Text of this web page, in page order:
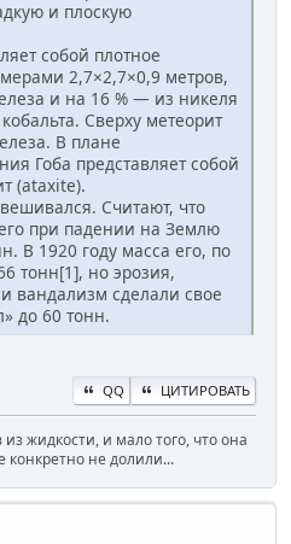
и плоскую
собой плотное
2,7×2,7×0,9 метров,
и на 16 % — из никеля
Сверху метеорит
В плане
Гоба представляет собой
(ataxite).
Считают, что
при падении на Землю
В 1920 году масса его, по
тонн[1], но эрозия,
вандализм сделали свое
до 60 тонн.
QQ ЦИТИРОВАТЬ
жидкости, и мало того, что она
конкретно не долили...